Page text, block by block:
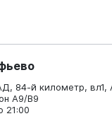
84-й километр, вл1,
А9/В9
21:00